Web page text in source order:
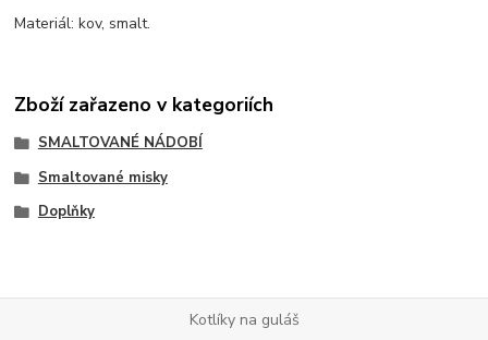
Materiál: kov, smalt.
Zboží zařazeno v kategoriích
SMALTOVANÉ NÁDOBÍ
Smaltované misky
Doplňky
Kotlíky na guláš